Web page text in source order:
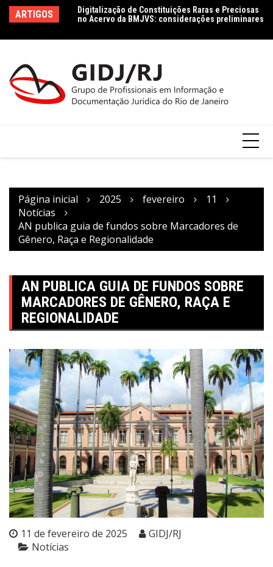
paraARTIGOS
no Acervo da BMJVS: considerações preliminares
Dados jurídicos na perspectiva da Ciência da
Informação: conceito e tipologia com vistas à
Página inicial 2025 fevereiro
11
Notícias
AN publica guia de fundos sobre Marcadores de
Gênero, Raça e Regionalidade
AN PUBLICA GUIA DE FUNDOS SOBRE
MARCADORES DE GÊNERO, RAÇA E
REGIONALIDADE
11 de fevereiro de 2025
GIDJ/RJ
Notícias